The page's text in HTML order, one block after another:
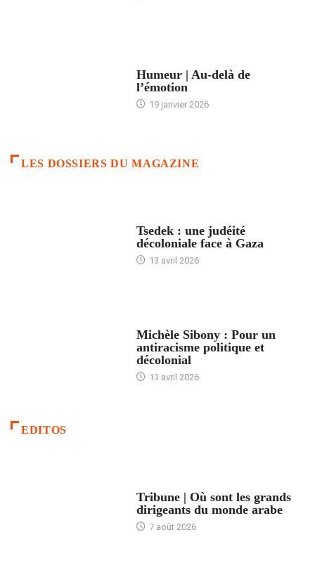
Humeur | Au-delà de
l’émotion
19 janvier 2026
LES DOSSIERS DU MAGAZINE
Tsedek : une judéité
décoloniale face à Gaza
13 avril 2026
Michèle Sibony : Pour un
antiracisme politique et
décolonial
13 avril 2026
EDITOS
Tribune | Où sont les grands
dirigeants du monde arabe
7 août 2026